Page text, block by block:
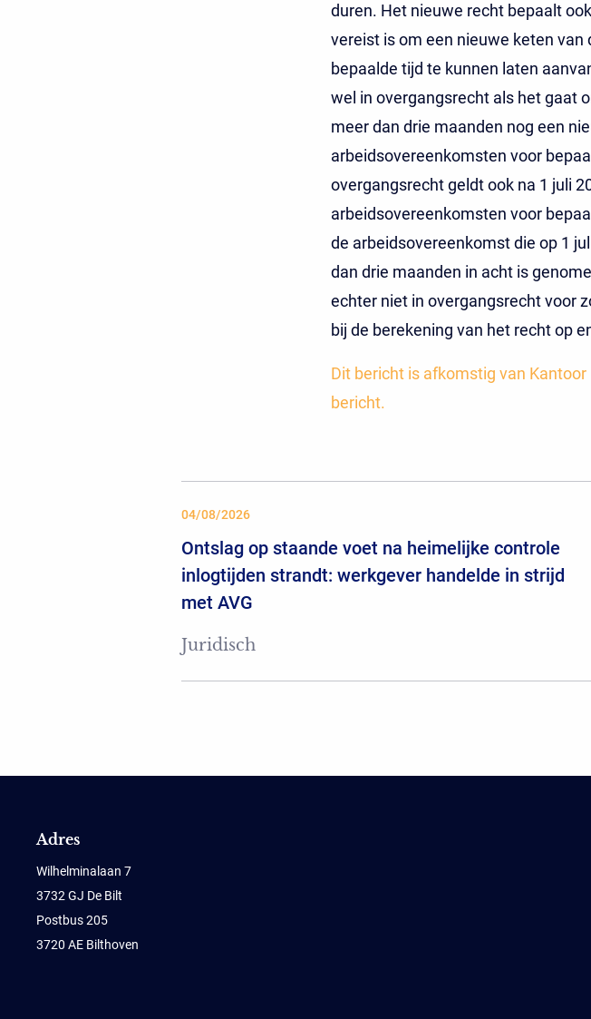
duren. Het nieuwe recht bepaalt
vereist is om een nieuwe keten
bepaalde tijd te kunnen laten
wel in overgangsrecht als het gaat
meer dan drie maanden nog een
arbeidsovereenkomsten voor
overgangsrecht geldt ook na 1 juli
arbeidsovereenkomsten voor
de arbeidsovereenkomst die op 1
dan drie maanden in acht is
echter niet in overgangsrecht voor
bij de berekening van het recht op
Dit bericht is afkomstig van
bericht.
04/08/2026
Ontslag op staande voet na heimelijke controle
inlogtijden strandt: werkgever handelde in strijd
met AVG
Juridisch
Adres
Wilhelminalaan 7
3732 GJ De Bilt
Postbus 205
3720 AE Bilthoven